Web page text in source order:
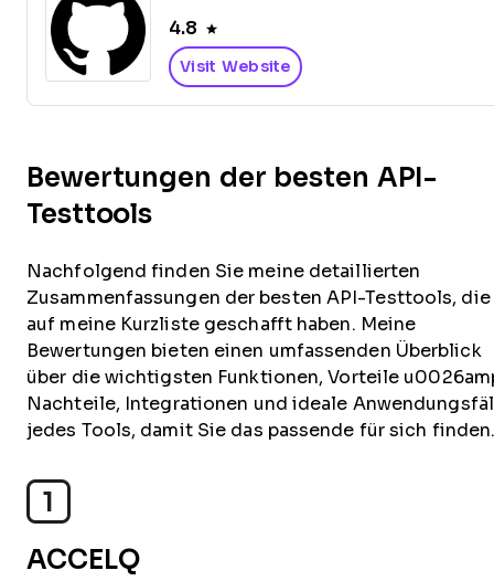
4.8
Visit Website
Bewertungen der besten API-
Testtools
Nachfolgend finden Sie meine detaillierten
Zusammenfassungen der besten API-Testtools, die
auf meine Kurzliste geschafft haben. Meine
Bewertungen bieten einen umfassenden Überblick
über die wichtigsten Funktionen, Vorteile
Nachteile, Integrationen und ideale
jedes Tools, damit Sie das passende für sich
1
ACCELQ